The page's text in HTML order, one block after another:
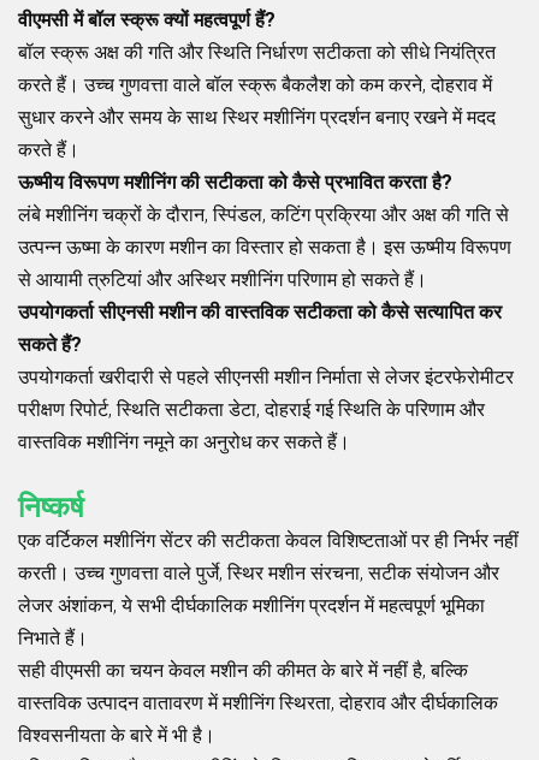
वीएमसी में बॉल स्क्रू क्यों महत्वपूर्ण हैं?
बॉल स्क्रू अक्ष की गति और स्थिति निर्धारण सटीकता को सीधे नियंत्रित
करते हैं। उच्च गुणवत्ता वाले बॉल स्क्रू बैकलैश को कम करने, दोहराव में
सुधार करने और समय के साथ स्थिर मशीनिंग प्रदर्शन बनाए रखने में मदद
करते हैं।
ऊष्मीय विरूपण मशीनिंग की सटीकता को कैसे प्रभावित करता है?
लंबे मशीनिंग चक्रों के दौरान, स्पिंडल, कटिंग प्रक्रिया और अक्ष की गति से
उत्पन्न ऊष्मा के कारण मशीन का विस्तार हो सकता है। इस ऊष्मीय विरूपण
से आयामी त्रुटियां और अस्थिर मशीनिंग परिणाम हो सकते हैं।
उपयोगकर्ता सीएनसी मशीन की वास्तविक सटीकता को कैसे सत्यापित कर
सकते हैं?
उपयोगकर्ता खरीदारी से पहले सीएनसी मशीन निर्माता से लेजर इंटरफेरोमीटर
परीक्षण रिपोर्ट, स्थिति सटीकता डेटा, दोहराई गई स्थिति के परिणाम और
वास्तविक मशीनिंग नमूने का अनुरोध कर सकते हैं।
निष्कर्ष
एक वर्टिकल मशीनिंग सेंटर की सटीकता केवल विशिष्टताओं पर ही निर्भर नहीं
करती। उच्च गुणवत्ता वाले पुर्जे, स्थिर मशीन संरचना, सटीक संयोजन और
लेजर अंशांकन, ये सभी दीर्घकालिक मशीनिंग प्रदर्शन में महत्वपूर्ण भूमिका
निभाते हैं।
सही वीएमसी का चयन केवल मशीन की कीमत के बारे में नहीं है, बल्कि
वास्तविक उत्पादन वातावरण में मशीनिंग स्थिरता, दोहराव और दीर्घकालिक
विश्वसनीयता के बारे में भी है।